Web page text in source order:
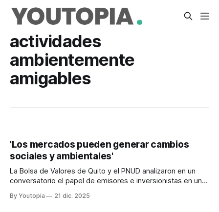
actividades
ambientemente
amigables
'Los mercados pueden generar cambios
sociales y ambientales'
La Bolsa de Valores de Quito y el PNUD analizaron en un
conversatorio el papel de emisores e inversionistas en un
By Youtopia 21 dic. 2025